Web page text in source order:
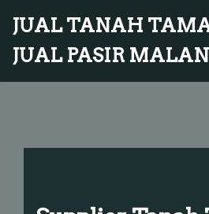
ke
konten
JUAL TANAH
JUAL PASIR